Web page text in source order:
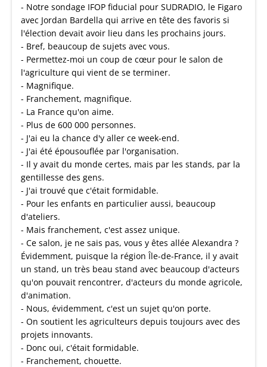
- Notre sondage IFOP fiducial pour SUDRADIO, le Figaro
avec Jordan Bardella qui arrive en tête des favoris si
l'élection devait avoir lieu dans les prochains jours.
- Bref, beaucoup de sujets avec vous.
- Permettez-moi un coup de cœur pour le salon de
l'agriculture qui vient de se terminer.
- Magnifique.
- Franchement, magnifique.
- La France qu'on aime.
- Plus de 600 000 personnes.
- J'ai eu la chance d'y aller ce week-end.
- J'ai été épousouflée par l'organisation.
- Il y avait du monde certes, mais par les stands, par la
gentillesse des gens.
- J'ai trouvé que c'était formidable.
- Pour les enfants en particulier aussi, beaucoup
d'ateliers.
- Mais franchement, c'est assez unique.
- Ce salon, je ne sais pas, vous y êtes allée Alexandra ?
Évidemment, puisque la région Île-de-France, il y avait
un stand, un très beau stand avec beaucoup d'acteurs
qu'on pouvait rencontrer, d'acteurs du monde agricole,
d'animation.
- Nous, évidemment, c'est un sujet qu'on porte.
- On soutient les agriculteurs depuis toujours avec des
projets innovants.
- Donc oui, c'était formidable.
- Franchement, chouette.